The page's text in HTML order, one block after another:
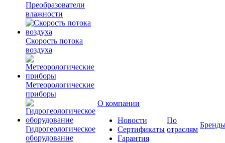
Преобразователи
влажности
Скорость потока
воздуха
Метеорологические
приборы
Гидрогеологическое
оборудование
О компании
Новости
Сертификаты
Гарантия
По
отраслям